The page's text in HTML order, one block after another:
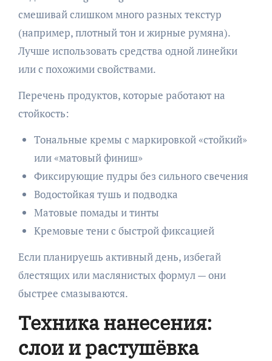
смешивай слишком много разных текстур
(например, плотный тон и жирные румяна).
Лучше использовать средства одной линейки
или с похожими свойствами.
Перечень продуктов, которые работают на
стойкость:
Тональные кремы с маркировкой «стойкий»
или «матовый финиш»
Фиксирующие пудры без сильного свечения
Водостойкая тушь и подводка
Матовые помады и тинты
Кремовые тени с быстрой фиксацией
Если планируешь активный день, избегай
блестящих или маслянистых формул — они
быстрее смазываются.
Техника нанесения:
слои и растушёвка